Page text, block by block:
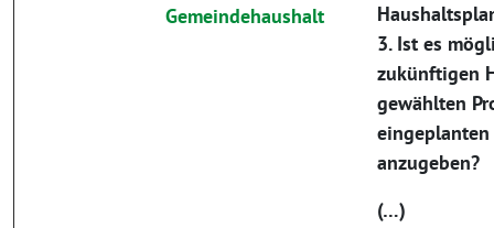
Gemeindehaushalt
3. Ist es
zukünftigen
gewählten
anzugeben?
(…)